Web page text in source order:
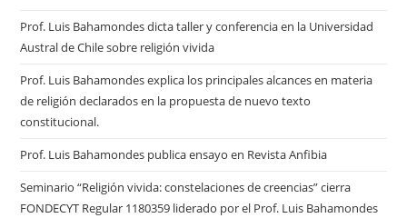
Prof. Luis Bahamondes dicta taller y conferencia en la Universidad
Austral de Chile sobre religión vivida
Prof. Luis Bahamondes explica los principales alcances en materia
de religión declarados en la propuesta de nuevo texto
constitucional.
Prof. Luis Bahamondes publica ensayo en Revista Anfibia
Seminario “Religión vivida: constelaciones de creencias” cierra
FONDECYT Regular 1180359 liderado por el Prof. Luis Bahamondes